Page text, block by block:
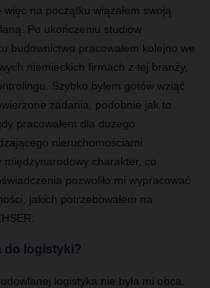
na początku wiązałem swoją
Po ukończeniu studiów
budownictwo pracowałem kolejno we
niemieckich firmach z tej branży,
Szybko byłem gotów wziąć
zadania, podobnie jak to
pracowałem dla dużego
nieruchomościami.
międzynarodowy charakter, co
pozwoliło mi wypracować
jakich potrzebowałem na
do logistyki?
logistyka nie była mi obca.